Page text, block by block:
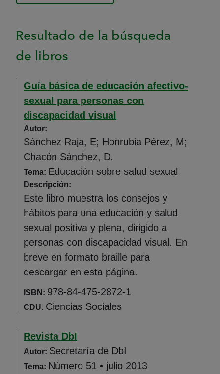
Resultado de la búsqueda
de libros
Guía básica de educación afectivo-
sexual para personas con
discapacidad visual
Autor:
Sánchez Raja, E; Honrubia Pérez, M;
Chacón Sánchez, D.
Tema: Educación sobre salud sexual
Descripción:
Este libro muestra los consejos y
hábitos para una educación y salud
sexual positiva y plena, dirigido a
personas con discapacidad visual. En
breve en formato braille para
descargar en esta página.
ISBN: 978-84-475-2872-1
CDU: Ciencias Sociales
Revista DbI
Autor: Secretaría de DbI
Tema: Número 51 • julio 2013